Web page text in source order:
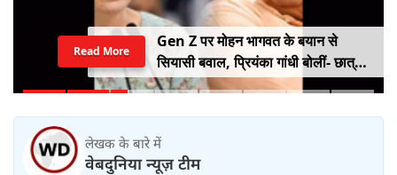
Gen Z पर मोहन भागवत के बयान से
सियासी बवाल, प्रियंका गांधी बोलीं- छात्रों
को किसी सर्टिफिकेट की जरूरत नहीं
Read More
लेखक के बारे में
वेबदुनिया न्यूज़ टीम